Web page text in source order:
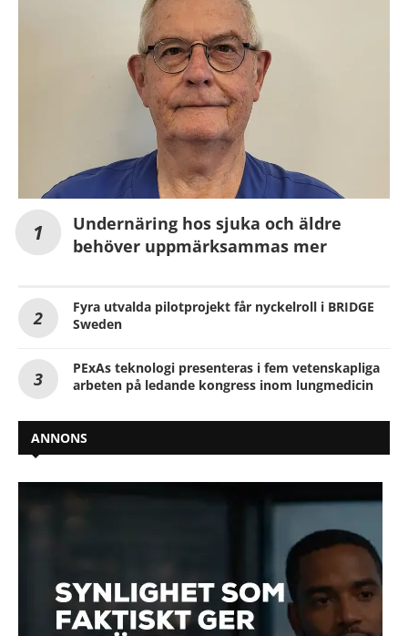
Undernäring hos sjuka och äldre
behöver uppmärksammas mer
Fyra utvalda pilotprojekt får nyckelroll i BRIDGE
Sweden
PExAs teknologi presenteras i fem vetenskapliga
arbeten på ledande kongress inom lungmedicin
ANNONS